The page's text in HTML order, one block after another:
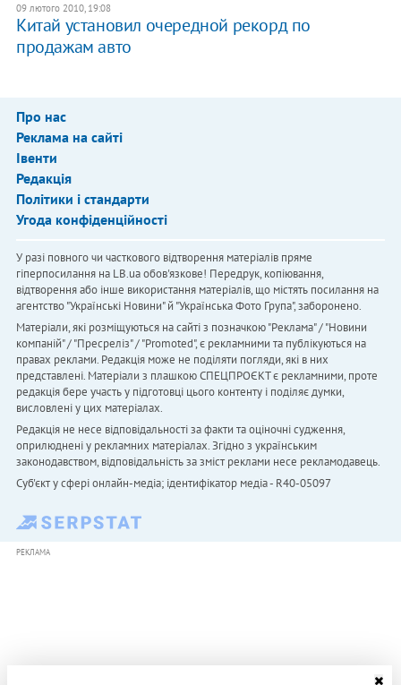
09 лютого 2010, 19:08
Китай установил очередной рекорд по
продажам авто
Про нас
Реклама на сайті
Івенти
Редакція
Політики і стандарти
Угода конфіденційності
У разі повного чи часткового відтворення матеріалів пряме
гіперпосилання на LB.ua обов'язкове! Передрук, копіювання,
відтворення або інше використання матеріалів, що містять посилання на
агентство "Українськi Новини" й "Українська Фото Група", заборонено.
Матеріали, які розміщуються на сайті з позначкою "Реклама" / "Новини
компаній" / "Пресреліз" / "Promoted", є рекламними та публікуються на
правах реклами. Редакція може не поділяти погляди, які в них
представлені. Матеріали з плашкою СПЕЦПРОЄКТ є рекламними, проте
редакція бере участь у підготовці цього контенту і поділяє думки,
висловлені у цих матеріалах.
Редакція не несе відповідальності за факти та оціночні судження,
оприлюднені у рекламних матеріалах. Згідно з українським
законодавством, відповідальність за зміст реклами несе рекламодавець.
Cуб'єкт у сфері онлайн-медіа; ідентифікатор медіа - R40-05097
РЕКЛАМА